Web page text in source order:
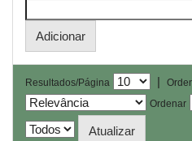
Resultados/Página |
Ordenar